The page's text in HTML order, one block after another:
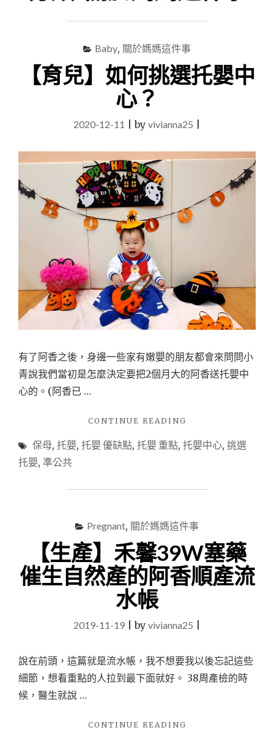
Baby, 關於媽媽這件事
【育兒】如何挑選托嬰中
心？
2020-12-11 |by vivianna25
有了阿香之後，身邊一些家有嫩嬰的朋友都會來問問小
青說我們當初是怎麼決定要把2個月大的阿香送托嬰中
心的。(阿香已 …
CONTINUE READING
如
中
保母, 托嬰, 托嬰 優缺點, 托嬰 重點, 托嬰中心, 挑選
托嬰, 準公共
Pregnant, 關於媽媽這件事
【生產】禾馨39W塞藥
催生自然產的阿香順產流
水帳
2019-11-19 |by vivianna25
說在前頭，這篇就是流水帳，我不想要我以後忘記這些
細節，想看重點的人拉到最下面就好。 38周產檢的時
候，醫生就說 …
CONTINUE READING